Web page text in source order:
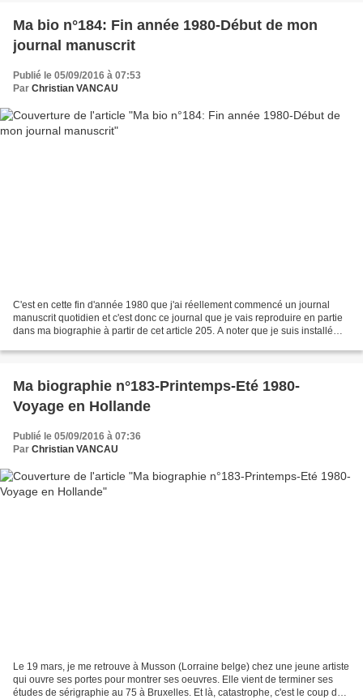
Ma bio n°184: Fin année 1980-Début de mon
journal manuscrit
Publié le 05/09/2016 à 07:53
Par Christian VANCAU
C'est en cette fin d'année 1980 que j'ai réellement commencé un journal
manuscrit quotidien et c'est donc ce journal que je vais reproduire en partie
dans ma biographie à partir de cet article 205. A noter que je suis installé
Ma biographie n°183-Printemps-Eté 1980-
Voyage en Hollande
Publié le 05/09/2016 à 07:36
Par Christian VANCAU
Le 19 mars, je me retrouve à Musson (Lorraine belge) chez une jeune artiste
qui ouvre ses portes pour montrer ses oeuvres. Elle vient de terminer ses
études de sérigraphie au 75 à Bruxelles. Et là, catastrophe, c'est le coup de